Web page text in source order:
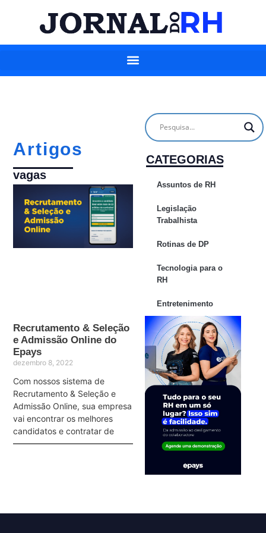
Artigos
vagas
Recrutamento & Seleção
e Admissão Online do
Epays
dezembro 8, 2022
Com nossos sistema de
Recrutamento & Seleção e
Admissão Online, sua empresa
vai encontrar os melhores
candidatos e contratar de
CATEGORIAS
Assuntos de RH
Legislação
Trabalhista
Rotinas de DP
Tecnologia para o
RH
Entretenimento